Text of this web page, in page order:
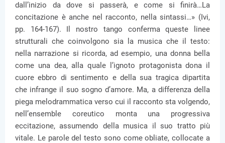
dall’inizio da dove si passerà, e come si finirà…La
concitazione è anche nel racconto, nella sintassi…» (Ivi,
pp. 164-167). Il nostro tango conferma queste linee
strutturali che coinvolgono sia la musica che il testo:
nella narrazione si ricorda, ad esempio, una donna bella
come una dea, alla quale l’ignoto protagonista dona il
cuore ebbro di sentimento e della sua tragica dipartita
che infrange il suo sogno d’amore. Ma, a differenza della
piega melodrammatica verso cui il racconto sta volgendo,
nell’ensemble coreutico monta una progressiva
eccitazione, assumendo della musica il suo tratto più
vitale. Le parole del testo sono come obliate, collocate a